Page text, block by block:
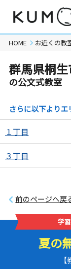
HOME お近くの教
群馬県桐
の公文式教室
さらに以下よりエ
１丁目
３丁目
前のページへ戻
学
夏の